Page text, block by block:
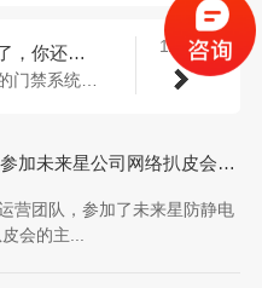
11.06
都已经到了人脸识别门禁时代了，你还在用传统门禁吗？
随着人工智能技术的发展，传统的门禁系统也...
陕西鑫安安防网络运营团队参加未来星公司网络扒皮会，收获多多！
营团队，参加了未来星防静电
会的主...